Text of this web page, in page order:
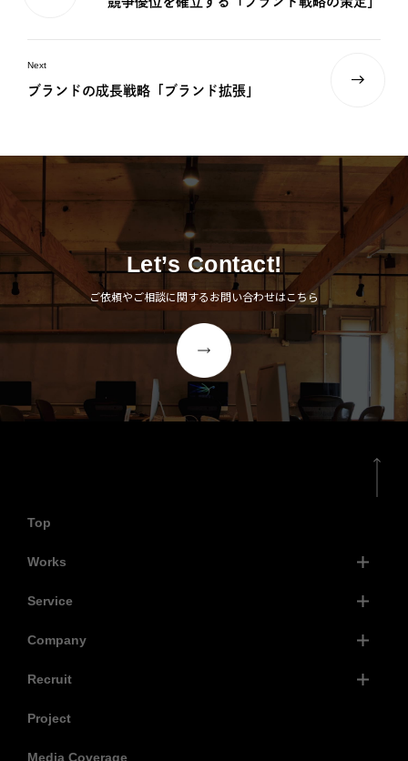
Next
ブランドの成長戦略「ブランド拡張」
Let’s Contact!
ご依頼やご相談に関するお問い合わせはこちら
Top
Works
Service
Company
Recruit
Project
Media Coverage